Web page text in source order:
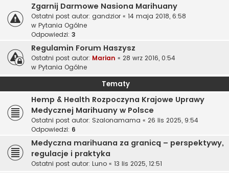
Zgarnij Darmowe Nasiona Marihuany
Ostatni post autor: gandzior « 14 maja 2018, 6:58
w Pytania Ogólne
Odpowiedzi: 3
Regulamin Forum Haszysz
Ostatni post autor: Marian « 28 wrz 2016, 0:54
w Pytania Ogólne
Tematy
Hemp & Health Rozpoczyna Krajowe Uprawy
Medycznej Marihuany w Polsce
Ostatni post autor: Szalonamama « 26 lis 2025, 9:54
Odpowiedzi: 6
Medyczna marihuana za granicą – perspektywy,
regulacje i praktyka
Ostatni post autor: Luno « 13 lis 2025, 12:51